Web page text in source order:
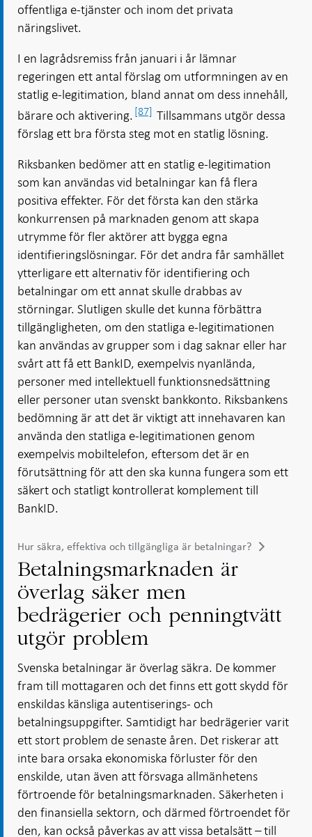
offentliga e-tjänster och inom det privata
näringslivet.
I en lagrådsremiss från januari i år lämnar
regeringen ett antal förslag om utformningen av en
statlig e‑legitimation, bland annat om dess innehåll,
bärare och aktivering. [87] Tillsammans utgör dessa
förslag ett bra första steg mot en statlig lösning.
Riksbanken bedömer att en statlig e-legitimation
som kan användas vid betalningar kan få flera
positiva effekter. För det första kan den stärka
konkurrensen på marknaden genom att skapa
utrymme för fler aktörer att bygga egna
identifieringslösningar. För det andra får samhället
ytterligare ett alternativ för identifiering och
betalningar om ett annat skulle drabbas av
störningar. Slutligen skulle det kunna förbättra
tillgängligheten, om den statliga e-legitimationen
kan användas av grupper som i dag saknar eller har
svårt att få ett BankID, exempelvis nyanlända,
personer med intellektuell funktionsnedsättning
eller personer utan svenskt bankkonto. Riksbankens
bedömning är att det är viktigt att innehavaren kan
använda den statliga e‑legitimationen genom
exempelvis mobiltelefon, eftersom det är en
förutsättning för att den ska kunna fungera som ett
säkert och statligt kontrollerat komplement till
BankID.
Hur säkra, effektiva och tillgängliga är betalningar?
Betalningsmarknaden är
överlag säker men
bedrägerier och penningtvätt
utgör problem
Svenska betalningar är överlag säkra. De kommer
fram till mottagaren och det finns ett gott skydd för
enskildas känsliga autentiserings- och
betalningsuppgifter. Samtidigt har bedrägerier varit
ett stort problem de senaste åren. Det riskerar att
inte bara orsaka ekonomiska förluster för den
enskilde, utan även att försvaga allmänhetens
förtroende för betalningsmarknaden. Säkerheten i
den finansiella sektorn, och därmed förtroendet för
den, kan också påverkas av att vissa betalsätt – till